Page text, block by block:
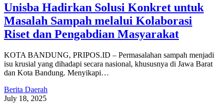
Unisba Hadirkan Solusi Konkret untuk
Masalah Sampah melalui Kolaborasi
Riset dan Pengabdian Masyarakat
KOTA BANDUNG, PRIPOS.ID – Permasalahan sampah menjadi
isu krusial yang dihadapi secara nasional, khususnya di Jawa Barat
dan Kota Bandung. Menyikapi…
Berita Daerah
July 18, 2025